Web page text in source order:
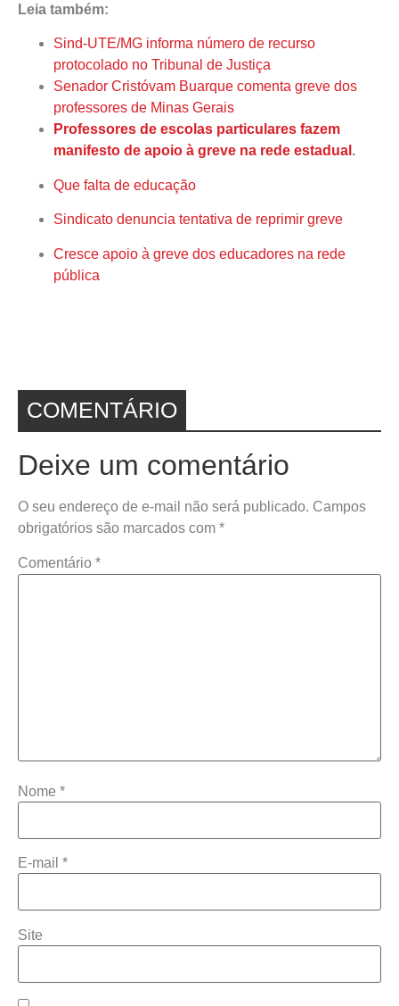
Leia também:
Sind-UTE/MG informa número de recurso
protocolado no Tribunal de Justiça
Senador Cristóvam Buarque comenta greve dos
professores de Minas Gerais
Professores de escolas particulares fazem
manifesto de apoio à greve na rede estadual .
Que falta de educação
Sindicato denuncia tentativa de reprimir greve
Cresce apoio à greve dos educadores na rede
pública
COMENTÁRIO
Deixe um comentário
O seu endereço de e-mail não será publicado. Campos
obrigatórios são marcados com *
Comentário *
Nome *
E-mail *
Site